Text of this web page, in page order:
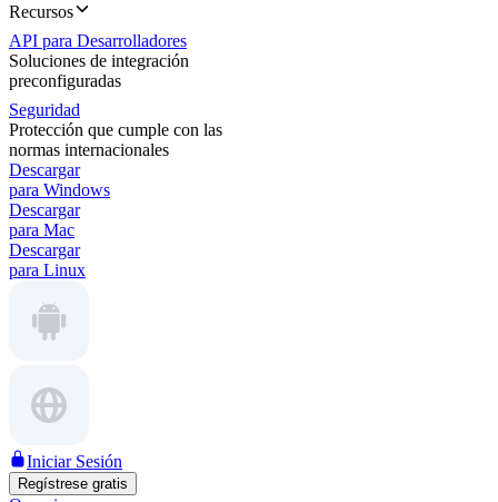
Recursos
API para Desarrolladores
Soluciones de integración
preconfiguradas
Seguridad
Protección que cumple con las
normas internacionales
Descargar
para Windows
Descargar
para Mac
Descargar
para Linux
Iniciar Sesión
Regístrese gratis